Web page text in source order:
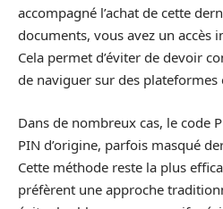
accompagné l’achat de cette
documents, vous avez un accès
Cela permet d’éviter de devoir
de naviguer sur des plateformes
Dans de nombreux cas, le code
PIN d’origine, parfois masqué
Cette méthode reste la plus
préfèrent une approche